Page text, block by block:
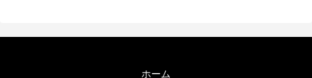
ホーム